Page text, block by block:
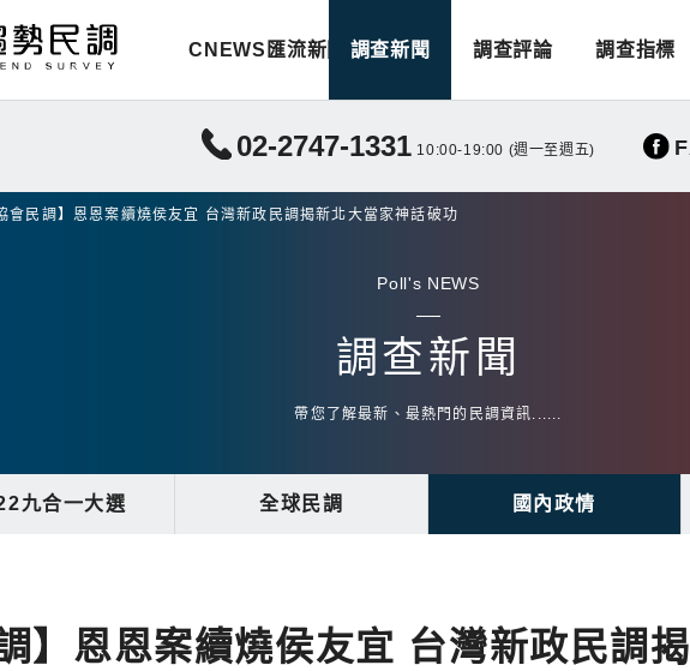
CNEWS匯流新聞 調查新聞 調查評論 調查指標
02-2747-1331 10:00-19:00 (週一至週五)
會民調】恩恩案續燒侯友宜 台灣新政民調揭新北大當家神話破功
Poll's NEWS
調查新聞
帶您了解最新、最熱門的民調資訊......
九合一大選 全球民調 國內政情
】恩恩案續燒侯友宜 台灣新政民調